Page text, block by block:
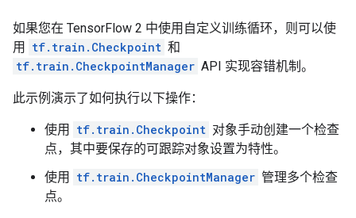
如果您在 TensorFlow 2 中使用自定义训练循环，则可以使
用
tf.train.Checkpoint 和
tf.train.CheckpointManager API 实现容错机制。
此示例演示了如何执行以下操作：
使用 tf.train.Checkpoint 对象手动创建一个检查
点，其中要保存的可跟踪对象设置为特性。
使用
tf.train.CheckpointManager 管理多个检查
点。